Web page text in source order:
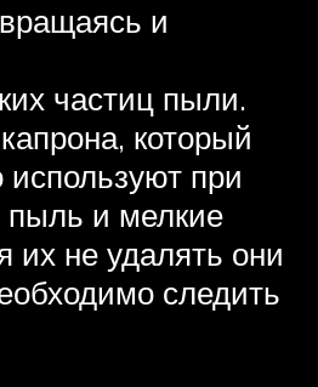
и
частиц пыли.
который
при
пыль и мелкие
их не удалять они
следить